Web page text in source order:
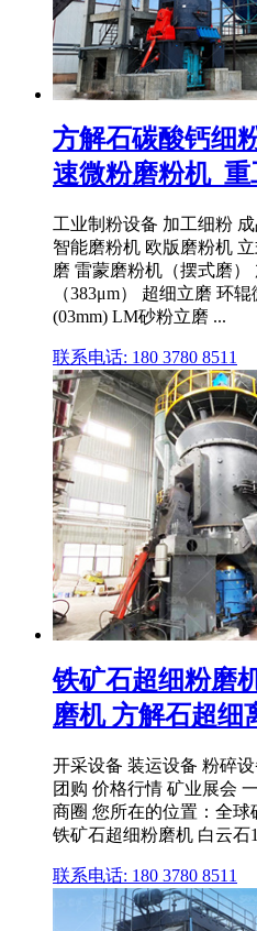
方解石碳酸钙细
速微粉磨粉机_重
工业制粉设备 加工细粉
智能磨粉机 欧版磨粉机
磨 雷蒙磨粉机（摆式磨）
（383μm） 超细立磨 环
(03mm) LM砂粉立磨 ...
联系电话: 180 3780 8511
铁矿石超细粉磨
磨机 方解石超细
开采设备 装运设备 粉碎
团购 价格行情 矿业展会
商圈 您所在的位置：全
铁矿石超细粉磨机 白云石
联系电话: 180 3780 8511